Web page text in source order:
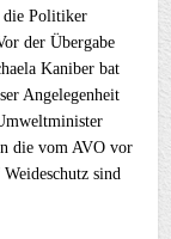
die Politiker
der Übergabe
Kaniber bat
Angelegenheit
die vom AVO vor
sind